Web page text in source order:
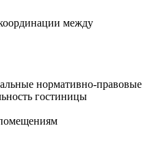
между
нормативно-правовые
гостиницы